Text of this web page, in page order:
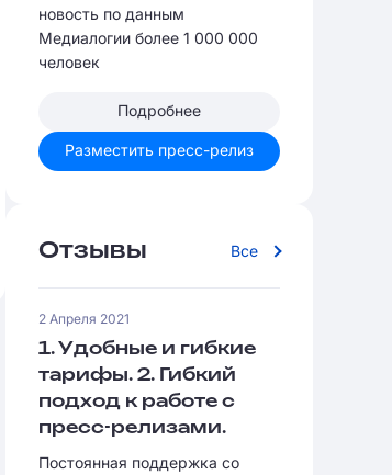
новость по данным
Медиалогии более 1 000 000
человек
Подробнее
Разместить пресс-релиз
Отзывы Все
2 Апреля 2021
1. Удобные и гибкие
тарифы. 2. Гибкий
подход к работе с
пресc-релизами.
Постоянная поддержка со